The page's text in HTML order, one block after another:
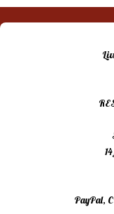
PayPal,